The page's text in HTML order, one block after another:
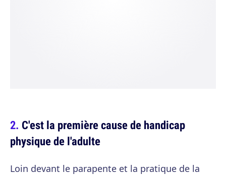
C'est la première cause de handicap
physique de l'adulte
Loin devant le parapente et la pratique de la